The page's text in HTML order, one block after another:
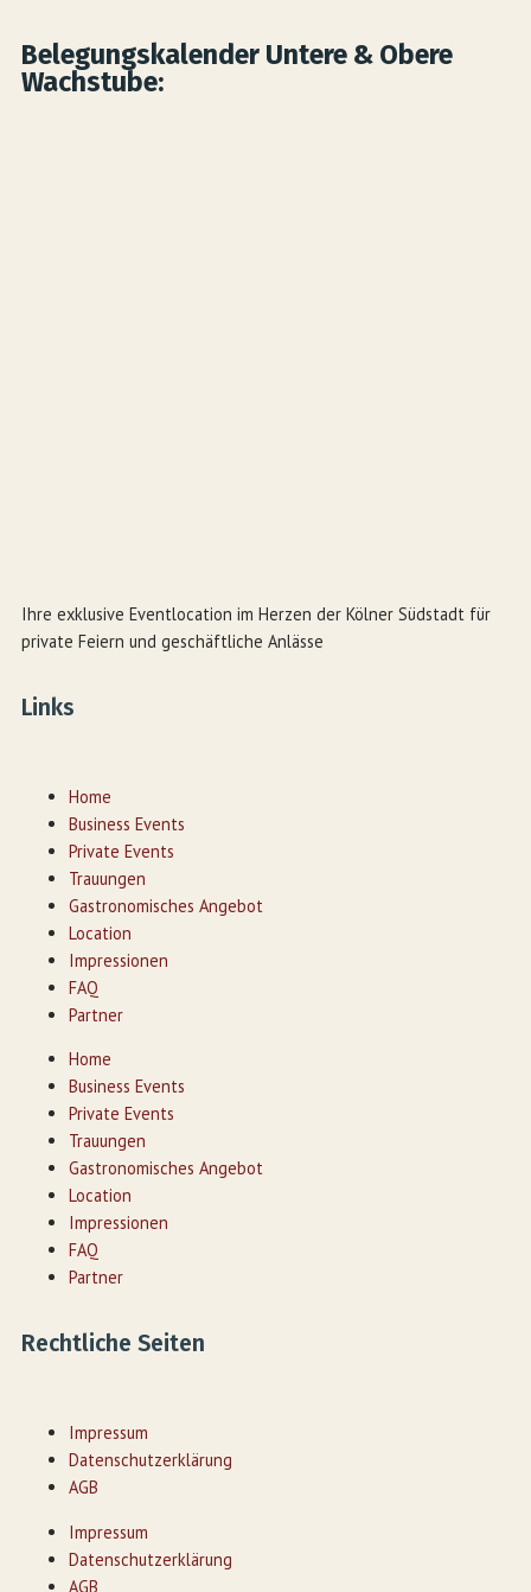
Belegungskalender Untere & Obere
Wachstube:
Ihre exklusive Eventlocation im Herzen der Kölner Südstadt für
private Feiern und geschäftliche Anlässe
Links
Home
Business Events
Private Events
Trauungen
Gastronomisches Angebot
Location
Impressionen
FAQ
Partner
Home
Business Events
Private Events
Trauungen
Gastronomisches Angebot
Location
Impressionen
FAQ
Partner
Rechtliche Seiten
Impressum
Datenschutzerklärung
AGB
Impressum
Datenschutzerklärung
AGB